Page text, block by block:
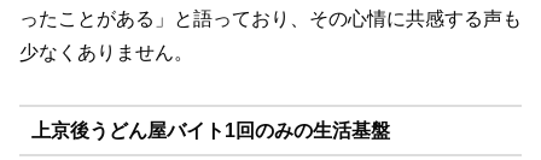
ったことがある」と語っており、その心情に共感する声も
少なくありません。
上京後うどん屋バイト1回のみの生活基盤